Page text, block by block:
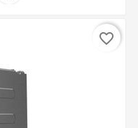
favorite_border